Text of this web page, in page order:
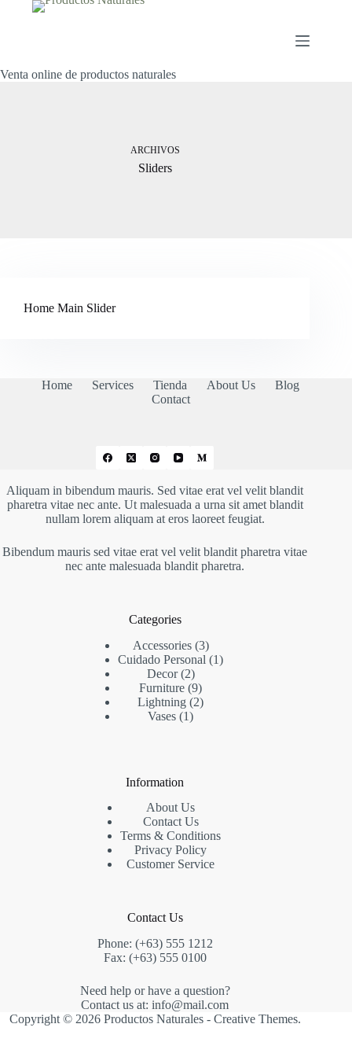
Venta online de productos naturales
ARCHIVOS
Sliders
Home Main Slider
Home Services Tienda About Us
Blog
Contact
Aliquam in bibendum mauris. Sed vitae erat vel velit blandit
pharetra vitae nec ante. Ut malesuada a urna sit amet blandit
nullam lorem aliquam at eros laoreet feugiat.
Bibendum mauris sed vitae erat vel velit blandit pharetra vitae
nec ante malesuada blandit pharetra.
Categories
Accessories 33
productos
Cuidado Personal 11
Decor 22
productos
Furniture 99
productos
Lightning 22
Vases 11
Information
About Us
Contact Us
Terms & Conditions
Privacy Policy
Customer Service
Contact Us
Phone: (+63) 555 1212
Fax: (+63) 555 0100
Need help or have a question?
Contact us at: info@mail.com
Copyright © 2026 Productos Naturales - Creative Themes.